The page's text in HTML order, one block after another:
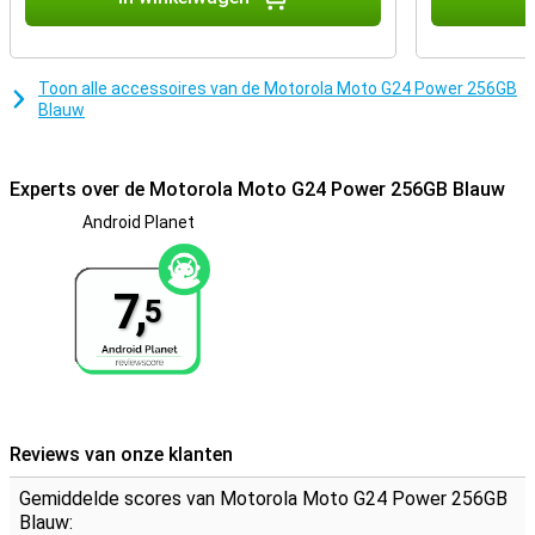
Deze smartphone is uitstekend voor gebruikers die geluidskwaliteit
belangrijk vinden. Het toestel heeft namelijk stereo speakers. De
Motorola Moto G24 Power heeft een IP52-certificering, wat
Toon alle accessoires van de Motorola Moto G24 Power 256GB
Blauw
Experts over de Motorola Moto G24 Power 256GB Blauw
Android Planet
7,5
Reviews van onze klanten
Gemiddelde scores van Motorola Moto G24 Power 256GB
Blauw: